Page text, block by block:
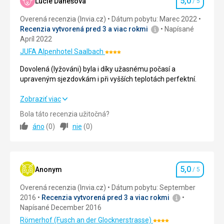
Rozhľadne
relaxačnú
prechádzku
prírody
Nenáročné
Treking
Hodnotenie
Overená recenzia (Invia.cz)
Dátum pobytu: Marec 2022
Recenzia vytvorená pred 3 a viac rokmi
Napísané
Apríl 2022
JUFA Alpenhotel SaalbachHodnotenie:
4/5
Dovolená (lyžováni) byla i díky užasnému počasí a
upraveným sjezdovkám i při vyšších teplotách perfektní.
Dovolená (lyžováni) byla i díky užasnému počasí a
Strava
Okolie 5,0/ 5
Služby 5,0/ 5
Cena
Zobraziť viac
Bola táto recenzia užitočná?
áno (0) nie (0)
Anonym Hodnotenie
5,0 / 5
Overená recenzia (Invia.cz)
Dátum pobytu: September
2016
Recenzia vytvorená pred 3 a viac rokmi
Napísané December 2016
Römerhof (Fusch an der Glocknerstrasse)